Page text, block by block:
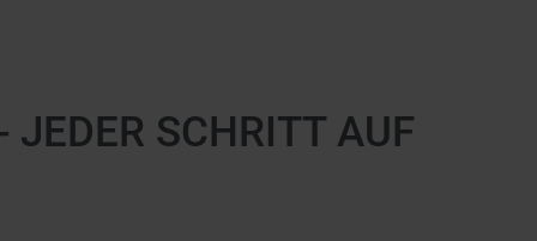
JEDER SCHRITT AUF